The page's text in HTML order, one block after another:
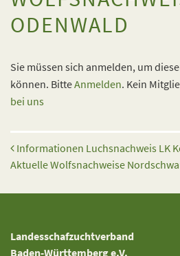
ODENWALD
Sie müssen sich anmelden, um
können. BitteAnmelden. Kein
bei uns
Beitrags-Navigation
Informationen Luchsnachweis LK
Aktuelle Wolfsnachweise
Landesschafzuchtverband
Baden-Württemberg e.V.